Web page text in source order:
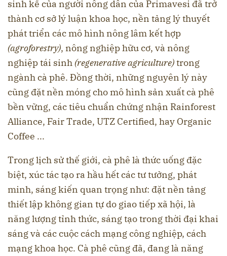
sinh kế của người nông dân của Primavesi đã trở
thành cơ sở lý luận khoa học, nền tảng lý thuyết
phát triển các mô hình nông lâm kết hợp
(agroforestry), nông nghiệp hữu cơ, và nông
nghiệp tái sinh (regenerative agriculture)trong
ngành cà phê. Đồng thời, những nguyên lý này
cũng đặt nền móng cho mô hình sản xuất cà phê
bền vững, các tiêu chuẩn chứng nhận Rainforest
Alliance, Fair Trade, UTZ Certified, hay Organic
Coffee ...
Trong lịch sử thế giới, cà phê là thức uống đặc
biệt, xúc tác tạo ra hầu hết các tư tưởng, phát
minh, sáng kiến quan trọng như: đặt nền tảng
thiết lập không gian tự do giao tiếp xã hội, là
năng lượng tỉnh thức, sáng tạo trong thời đại khai
sáng và các cuộc cách mạng công nghiệp, cách
mạng khoa học. Cà phê cũng đã, đang là năng